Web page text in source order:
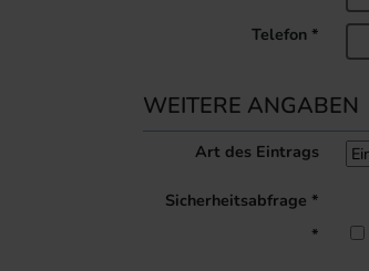
Telefon*
WEITERE ANGABEN
Art des Eintrags
Sicherheitsabfrage *
*